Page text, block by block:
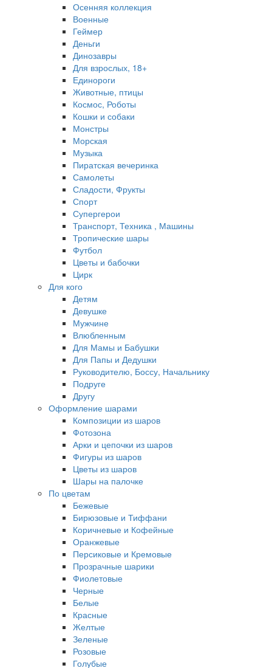
Осенняя коллекция
Военные
Геймер
Деньги
Динозавры
Для взрослых, 18+
Единороги
Животные, птицы
Космос, Роботы
Кошки и собаки
Монстры
Морская
Музыка
Пиратская вечеринка
Самолеты
Сладости, Фрукты
Спорт
Супергерои
Транспорт, Техника , Машины
Тропические шары
Футбол
Цветы и бабочки
Цирк
Для кого
Детям
Девушке
Мужчине
Влюбленным
Для Мамы и Бабушки
Для Папы и Дедушки
Руководителю, Боссу, Начальнику
Подруге
Другу
Оформление шарами
Композиции из шаров
Фотозона
Арки и цепочки из шаров
Фигуры из шаров
Цветы из шаров
Шары на палочке
По цветам
Бежевые
Бирюзовые и Тиффани
Коричневые и Кофейные
Оранжевые
Персиковые и Кремовые
Прозрачные шарики
Фиолетовые
Черные
Белые
Красные
Желтые
Зеленые
Розовые
Голубые